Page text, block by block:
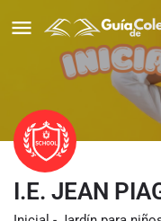
I.E. JEAN